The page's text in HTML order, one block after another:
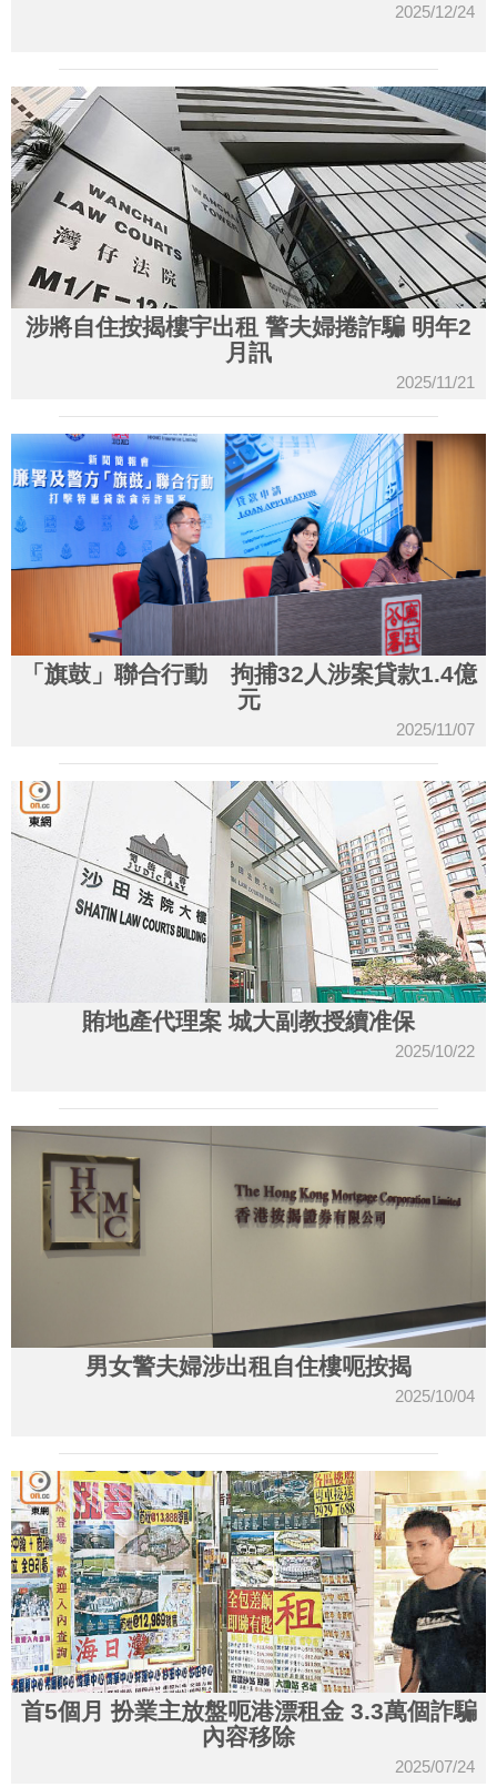
2025/12/24
涉將自住按揭樓宇出租 警夫婦捲詐騙 明年2
月訊
2025/11/21
「旗鼓」聯合行動 拘捕32人涉案貸款1.4億
元
2025/11/07
賄地產代理案 城大副教授續准保
2025/10/22
男女警夫婦涉出租自住樓呃按揭
2025/10/04
首5個月 扮業主放盤呃港漂租金 3.3萬個詐騙
內容移除
2025/07/24